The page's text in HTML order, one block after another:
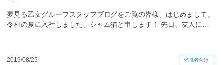
夢見る乙女グループスタッフブログをご覧の皆様、はじめまして。
令和の夏に入社しました、シャム猫と申します！ 先日、友人に…
2019/08/25 求職者向け